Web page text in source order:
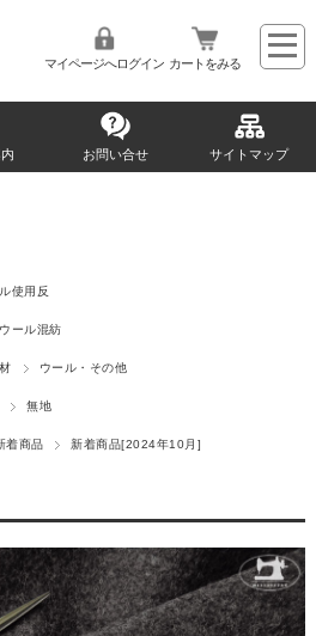
マイページへログイン カートをみる
お問い合せ サイトマップ
使用反
ウール混紡
ウール・その他
無地
着商品
新着商品[2024年10月]